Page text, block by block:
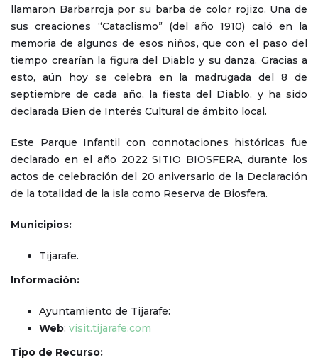
llamaron Barbarroja por su barba de color rojizo. Una de
sus creaciones “Cataclismo” (del año 1910) caló en la
memoria de algunos de esos niños, que con el paso del
tiempo crearían la figura del Diablo y su danza. Gracias a
esto, aún hoy se celebra en la madrugada del 8 de
septiembre de cada año, la fiesta del Diablo, y ha sido
declarada Bien de Interés Cultural de ámbito local.
Este Parque Infantil con connotaciones históricas fue
declarado en el año 2022 SITIO BIOSFERA, durante los
actos de celebración del 20 aniversario de la Declaración
de la totalidad de la isla como Reserva de Biosfera.
Municipios:
Tijarafe.
Información:
Ayuntamiento de Tijarafe:
Web: visit.tijarafe.com
Tipo de Recurso: